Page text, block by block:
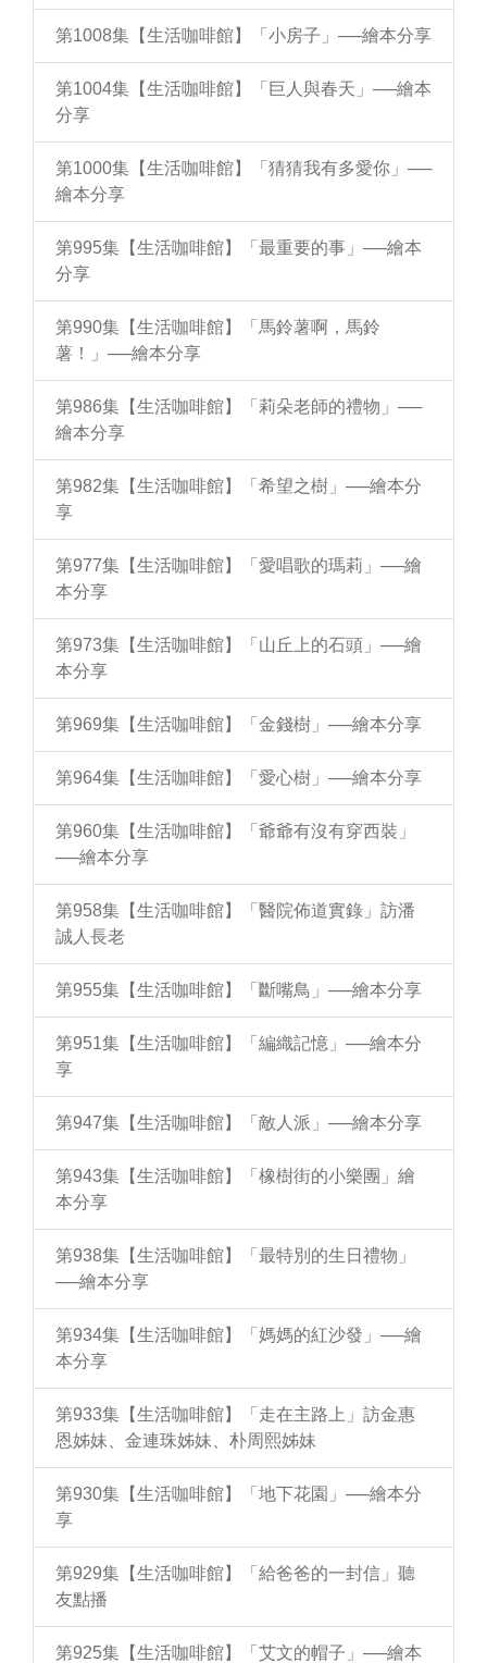
第1008集【生活咖啡館】「小房子」──繪本分享
第1004集【生活咖啡館】「巨人與春天」──繪本
分享
第1000集【生活咖啡館】「猜猜我有多愛你」──
繪本分享
第995集【生活咖啡館】「最重要的事」──繪本
分享
第990集【生活咖啡館】「馬鈴薯啊，馬鈴
薯！」──繪本分享
第986集【生活咖啡館】「莉朵老師的禮物」──
繪本分享
第982集【生活咖啡館】「希望之樹」──繪本分
享
第977集【生活咖啡館】「愛唱歌的瑪莉」──繪
本分享
第973集【生活咖啡館】「山丘上的石頭」──繪
本分享
第969集【生活咖啡館】「金錢樹」──繪本分享
第964集【生活咖啡館】「愛心樹」──繪本分享
第960集【生活咖啡館】「爺爺有沒有穿西裝」
──繪本分享
第958集【生活咖啡館】「醫院佈道實錄」訪潘
誠人長老
第955集【生活咖啡館】「斷嘴鳥」──繪本分享
第951集【生活咖啡館】「編織記憶」──繪本分
享
第947集【生活咖啡館】「敵人派」──繪本分享
第943集【生活咖啡館】「橡樹街的小樂團」繪
本分享
第938集【生活咖啡館】「最特別的生日禮物」
──繪本分享
第934集【生活咖啡館】「媽媽的紅沙發」──繪
本分享
第933集【生活咖啡館】「走在主路上」訪金惠
恩姊妹、金連珠姊妹、朴周熙姊妹
第930集【生活咖啡館】「地下花園」──繪本分
享
第929集【生活咖啡館】「給爸爸的一封信」聽
友點播
第925集【生活咖啡館】「艾文的帽子」──繪本